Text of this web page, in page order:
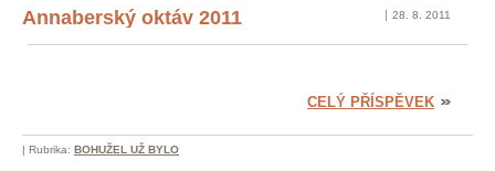
Annaberský oktáv 2011 28. 8. 2011
CELÝ PŘÍSPĚVEK
| Rubrika: BOHUŽEL UŽ BYLO